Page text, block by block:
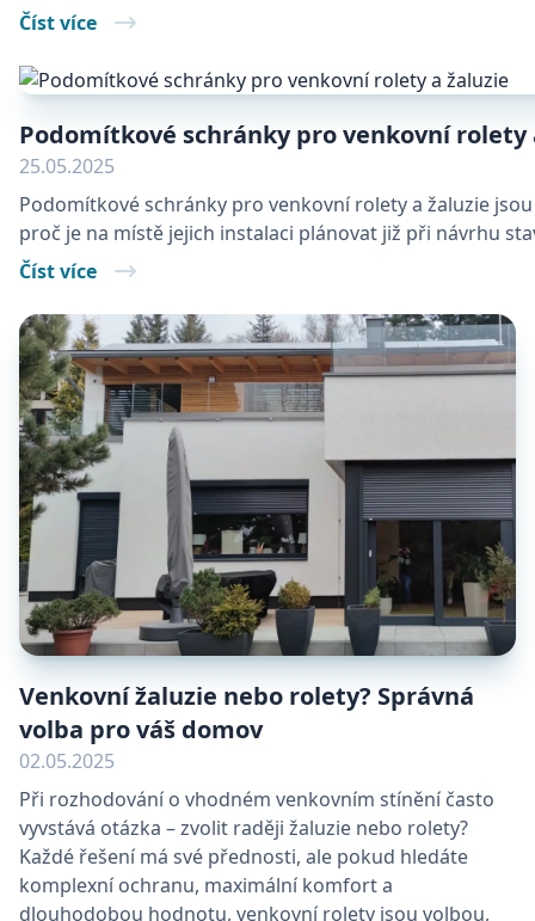
Číst více
Podomítkové schránky pro venkovní rolety
25.05.2025
Podomítkové schránky pro venkovní rolety a žaluzie
proč je na místě jejich instalaci plánovat již při návrhu
Číst více
Venkovní žaluzie nebo rolety? Správná
volba pro váš domov
02.05.2025
Při rozhodování o vhodném venkovním stínění často
vyvstává otázka – zvolit raději žaluzie nebo rolety?
Každé řešení má své přednosti, ale pokud hledáte
komplexní ochranu, maximální komfort a
dlouhodobou hodnotu, venkovní rolety jsou volbou,